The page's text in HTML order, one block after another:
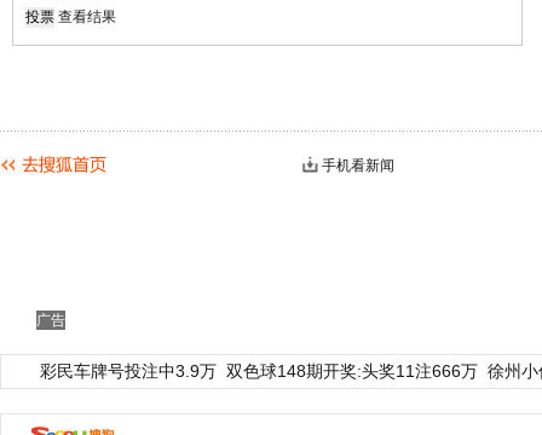
查看结果
手机看新闻
广告
彩民车牌号投注中3.9万 双色球148期开奖:头奖11注666万 徐州